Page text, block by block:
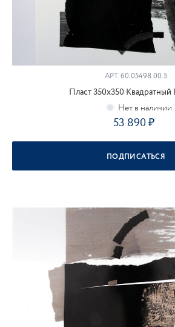
АРТ.60.05498.00.5
Пласт 350х350 Квадратный
53 890
ПОДПИСАТЬСЯ